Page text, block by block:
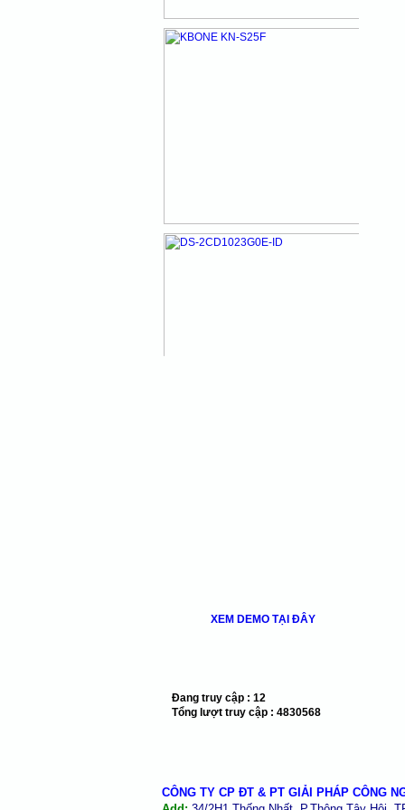
XEM DEMO TẠI ĐÂY
Đang truy cập : 12
Tổng lượt truy cập : 4830568
CÔNG TY CP ĐT & PT GIẢI PHÁP CÔNG